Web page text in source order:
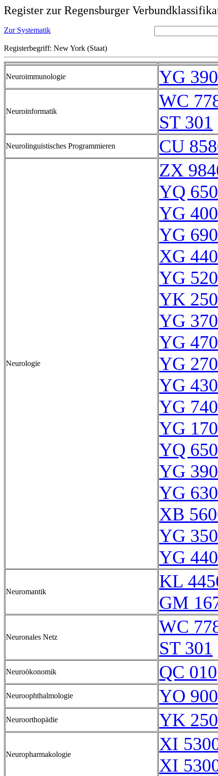
Register zur Regensburger
Zur Systematik
Registerbegriff: New York (Staat)
Neuroimmunologie YG
Neuroinformatik
WC
ST 301
Neurolinguistisches Programmieren CU
Neurologie
ZX
YQ
YG
YG
XG
YG
YK
YG
YG
YG
YG
YG
YG
YQ
YG
YG
XB
YG
YG
Neuromantik
KL
GM
Neuronales Netz
WC
ST 301
Neuroökonomik QC 010
Neuroophthalmologie YO
Neuroorthopädie YK
Neuropharmakologie
XI
XI